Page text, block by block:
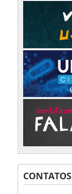
CONTATOS